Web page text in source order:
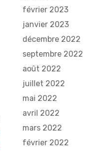
février 2023
janvier 2023
décembre 2022
septembre 2022
août 2022
juillet 2022
mai 2022
avril 2022
mars 2022
février 2022